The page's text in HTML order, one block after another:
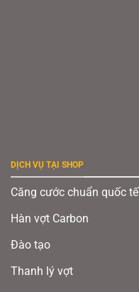
DỊCH VỤ TẠI SHOP
Căng cước chuẩn quốc tế
Hàn vợt Carbon
Đào tạo
Thanh lý vợt